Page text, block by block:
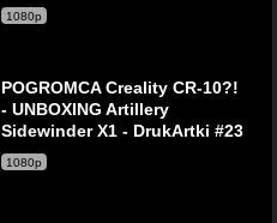
1080p
POGROMCA Creality CR-10?!
- UNBOXING Artillery
Sidewinder X1 - DrukArtki #23
1080p